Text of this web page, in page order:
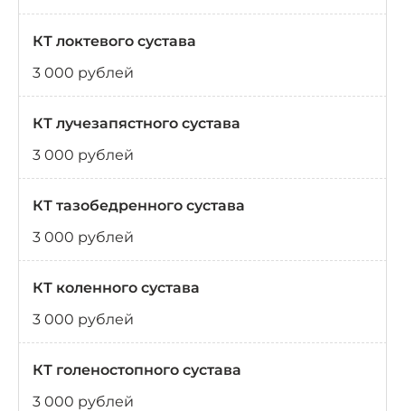
КТ локтевого сустава
3 000 рублей
КТ лучезапястного сустава
3 000 рублей
КТ тазобедренного сустава
3 000 рублей
КТ коленного сустава
3 000 рублей
КТ голеностопного сустава
3 000 рублей